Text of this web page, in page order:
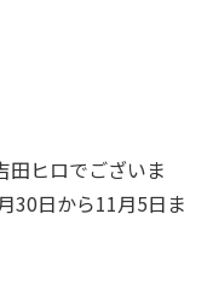
田ヒロでございま
30日から11月5日ま